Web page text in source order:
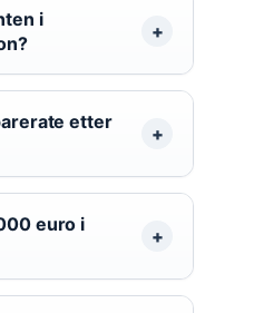
i
etter
euro i